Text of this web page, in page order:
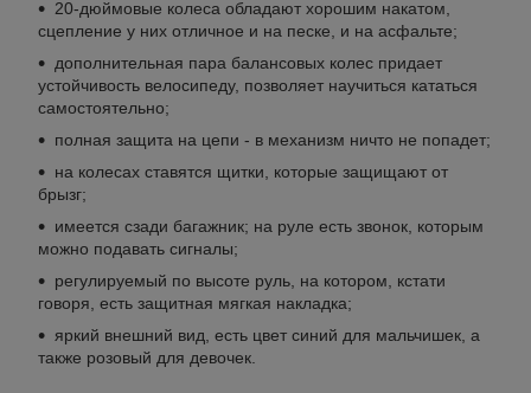
20-дюймовые колеса обладают хорошим накатом,
сцепление у них отличное и на песке, и на асфальте;
дополнительная пара балансовых колес придает
устойчивость велосипеду, позволяет научиться кататься
самостоятельно;
полная защита на цепи - в механизм ничто не попадет;
на колесах ставятся щитки, которые защищают от
брызг;
имеется сзади багажник; на руле есть звонок, которым
можно подавать сигналы;
регулируемый по высоте руль, на котором, кстати
говоря, есть защитная мягкая накладка;
яркий внешний вид, есть цвет синий для мальчишек, а
также розовый для девочек.